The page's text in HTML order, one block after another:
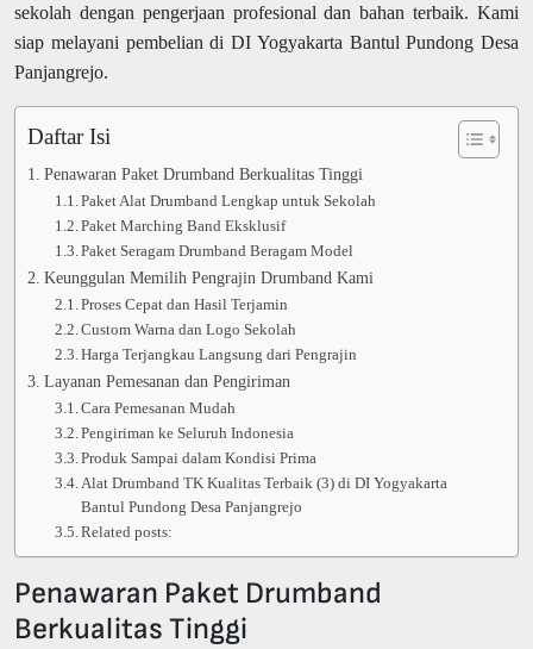
sekolah dengan pengerjaan profesional dan bahan terbaik. Kami
siap melayani pembelian di DI Yogyakarta Bantul Pundong Desa
Panjangrejo.
Daftar Isi
Penawaran Paket Drumband Berkualitas Tinggi
Paket Alat Drumband Lengkap untuk Sekolah
Paket Marching Band Eksklusif
Paket Seragam Drumband Beragam Model
Keunggulan Memilih Pengrajin Drumband Kami
Proses Cepat dan Hasil Terjamin
Custom Warna dan Logo Sekolah
Harga Terjangkau Langsung dari Pengrajin
Layanan Pemesanan dan Pengiriman
Cara Pemesanan Mudah
Pengiriman ke Seluruh Indonesia
Produk Sampai dalam Kondisi Prima
Alat Drumband TK Kualitas Terbaik (3) di DI Yogyakarta
Bantul Pundong Desa Panjangrejo
Related posts:
Penawaran Paket Drumband
Berkualitas Tinggi